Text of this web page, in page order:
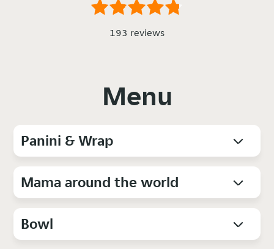
193 reviews
Menu
Panini & Wrap
Mama around the world
Bowl